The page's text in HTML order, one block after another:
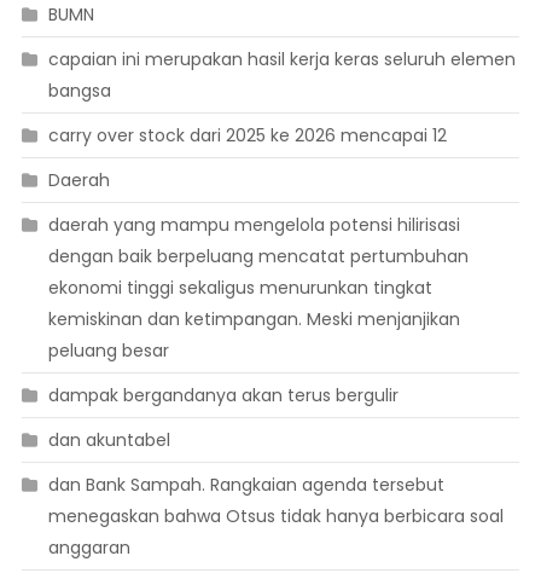
BUMN
capaian ini merupakan hasil kerja keras seluruh elemen
bangsa
carry over stock dari 2025 ke 2026 mencapai 12
Daerah
daerah yang mampu mengelola potensi hilirisasi
dengan baik berpeluang mencatat pertumbuhan
ekonomi tinggi sekaligus menurunkan tingkat
kemiskinan dan ketimpangan. Meski menjanjikan
peluang besar
dampak bergandanya akan terus bergulir
dan akuntabel
dan Bank Sampah. Rangkaian agenda tersebut
menegaskan bahwa Otsus tidak hanya berbicara soal
anggaran